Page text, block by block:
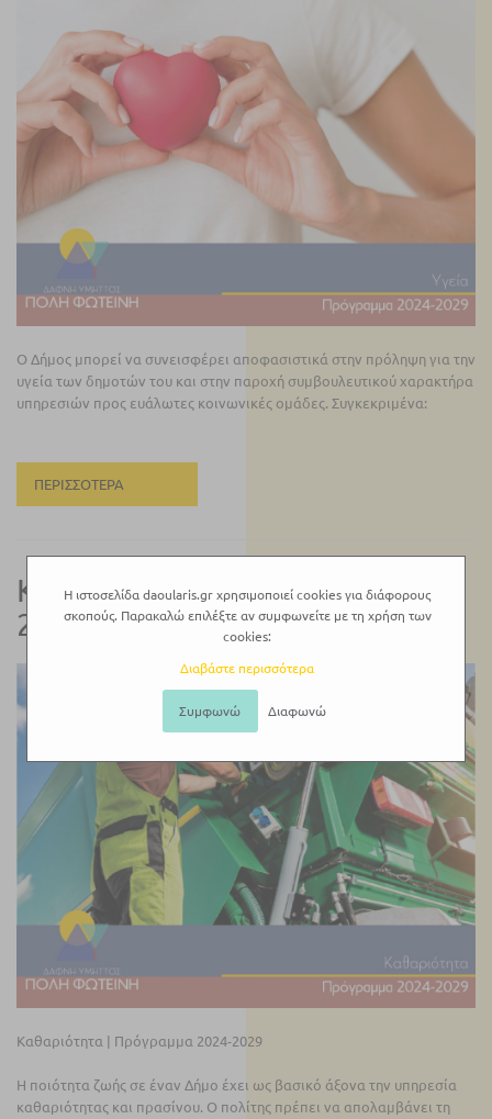
Ο Δήμος μπορεί να συνεισφέρει αποφασιστικά στην πρόληψη για την
υγεία των δημοτών του και στην παροχή συμβουλευτικού χαρακτήρα
υπηρεσιών προς ευάλωτες κοινωνικές ομάδες. Συγκεκριμένα:
ΠΕΡΙΣΣΌΤΕΡΑ
Καθαριότητα | Πρόγραμμα
2024-2029
Καθαριότητα | Πρόγραμμα 2024-2029
Η ποιότητα ζωής σε έναν Δήμο έχει ως βασικό άξονα την υπηρεσία
καθαριότητας και πρασίνου. Ο πολίτης πρέπει να απολαμβάνει τη
Η ιστοσελίδα daoularis.gr χρησιμοποιεί cookies για διάφορους
σκοπούς. Παρακαλώ επιλέξτε αν συμφωνείτε με τη χρήση των
cookies:
Διαβάστε περισσότερα
Συμφωνώ Διαφωνώ